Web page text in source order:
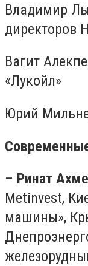
Владимир
директоров
Вагит
«Лукойл»
Юрий
– Ринат
Metinvest,
машины»,